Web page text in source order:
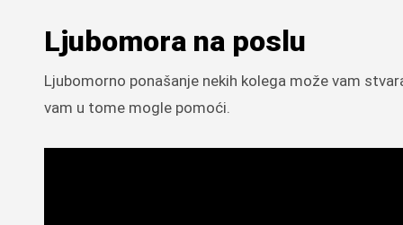
Ljubomora na poslu
Ljubomorno ponašanje nekih kolega može vam
vam u tome mogle pomoći.